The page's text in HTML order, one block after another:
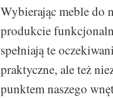
Wybierając meble do
produkcie
spełniają te
praktyczne, ale też
punktem naszego